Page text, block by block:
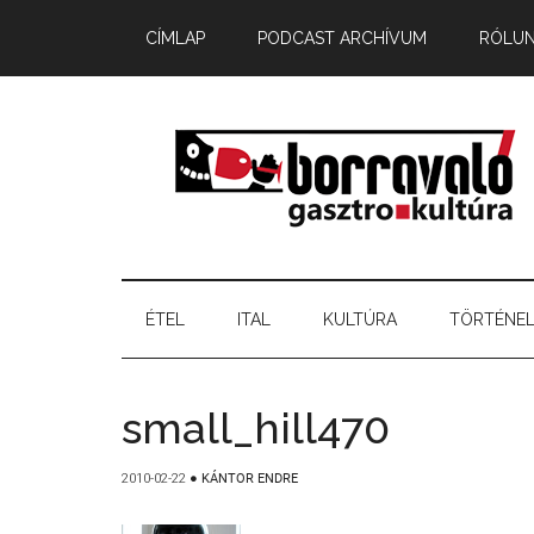
CÍMLAP PODCAST ARCHÍVUM
ÉTEL ITAL KULTÚRA
small_hill470
2010-02-22 ● KÁNTOR ENDRE